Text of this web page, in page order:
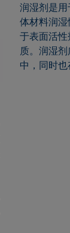
润湿剂是
体材料润
于表面活
质。润湿
中，同时